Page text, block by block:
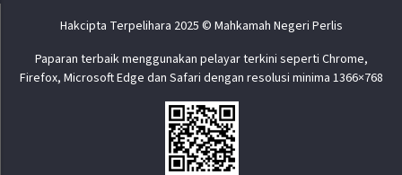
Hakcipta Terpelihara 2025 © Mahkamah Negeri Perlis
Paparan terbaik menggunakan pelayar terkini seperti Chrome,
Firefox, Microsoft Edge dan Safari dengan resolusi minima 1366×768